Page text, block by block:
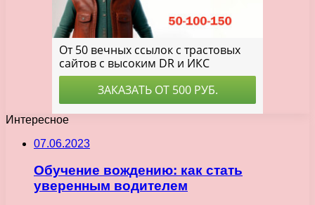
Интересное
07.06.2023
Обучение вождению: как стать
уверенным водителем